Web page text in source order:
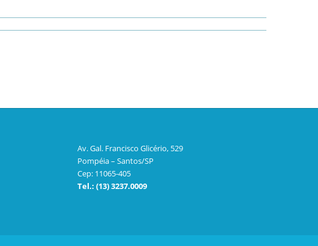
Av. Gal. Francisco Glicério, 529
Pompéia – Santos/SP
Cep: 11065-405
Tel.: (13) 3237.0009